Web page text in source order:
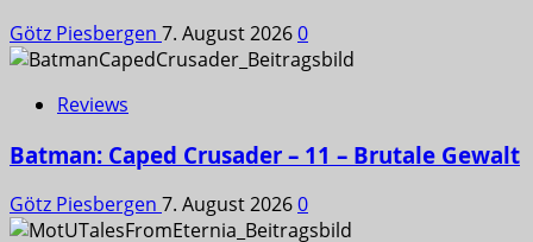
Götz Piesbergen 7. August 20260
Reviews
Batman: Caped Crusader – 11 – Brutale Gewalt
Götz Piesbergen 7. August 20260